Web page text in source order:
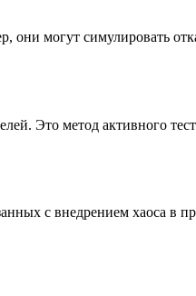
они могут симулировать
Это метод активного
с внедрением хаоса в